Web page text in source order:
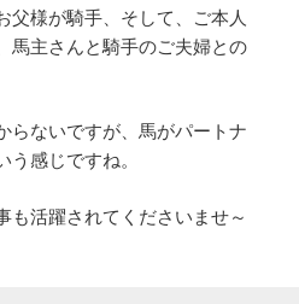
父様が騎手、そして、ご本人
馬主さんと騎手のご夫婦との
らないですが、馬がパートナ
う感じですね。
も活躍されてくださいませ～